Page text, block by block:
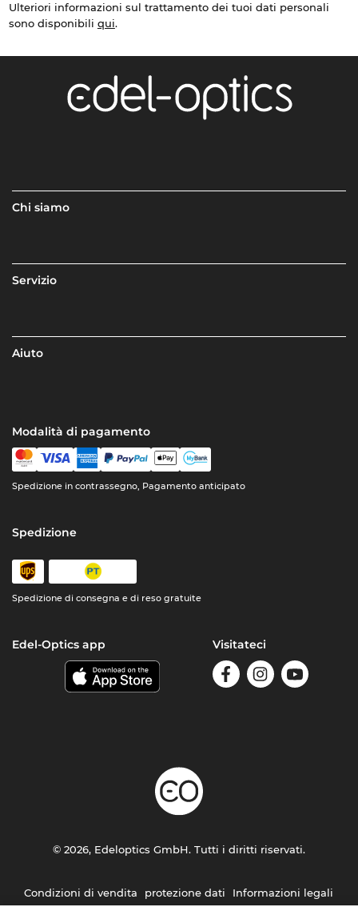
Ulteriori informazioni sul trattamento dei tuoi dati personali
sono disponibili qui.
Chi siamo
Servizio
Aiuto
Modalità di pagamento
Spedizione in contrassegno, Pagamento anticipato
Spedizione
Spedizione di consegna e di reso gratuite
Edel-Optics app Visitateci
Condizioni di vendita protezione dati Informazioni legali
© 2026, Edeloptics GmbH. Tutti i diritti riservati.